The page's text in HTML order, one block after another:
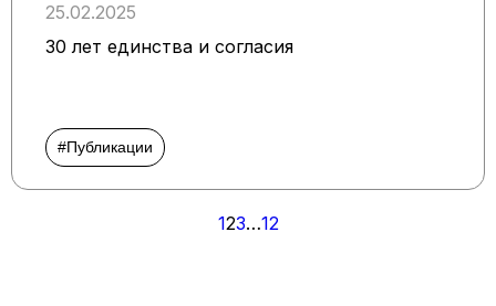
25.02.2025
30 лет единства и согласия
#Публикации
123…12